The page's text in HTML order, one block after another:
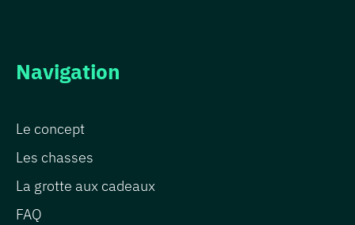
Navigation
Le concept
Les chasses
La grotte aux cadeaux
FAQ